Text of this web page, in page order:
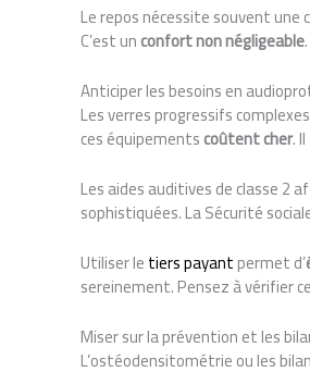
Le repos nécessite souvent une
C’est unconfort non négligeable.
Anticiper les besoins en
Les verres progressifs
ces équipementscoûtent cher.
Les aides auditives de classe 2
sophistiquées. La Sécurité
Utiliser letiers payantpermet d’
sereinement. Pensez à vérifier
Miser sur la prévention et les
L’ostéodensitométrie ou les